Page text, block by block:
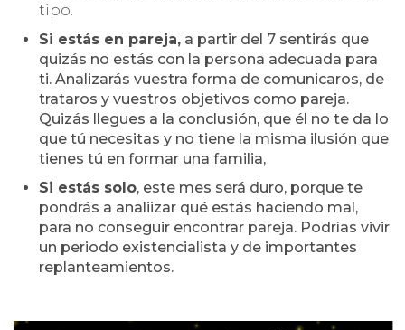
tipo.
Si estás en pareja, a partir del 7 sentirás que
quizás no estás con la persona adecuada para
ti. Analizarás vuestra forma de comunicaros, de
trataros y vuestros objetivos como pareja.
Quizás llegues a la conclusión, que él no te da lo
que tú necesitas y no tiene la misma ilusión que
tienes tú en formar una familia,
Si estás solo, este mes será duro, porque te
pondrás a analiizar qué estás haciendo mal,
para no conseguir encontrar pareja. Podrías vivir
un periodo existencialista y de importantes
replanteamientos.